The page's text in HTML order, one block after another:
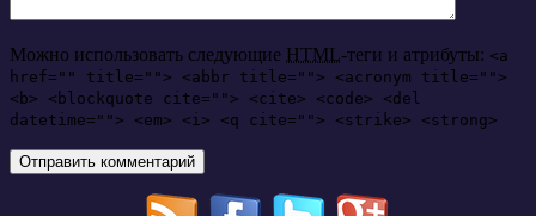
Можно использовать следующие HTML-теги и атрибуты: <a
href="" title=""> <abbr title=""> <acronym title="">
<b> <blockquote cite=""> <cite> <code> <del
datetime=""> <em> <i> <q cite=""> <strike> <strong>